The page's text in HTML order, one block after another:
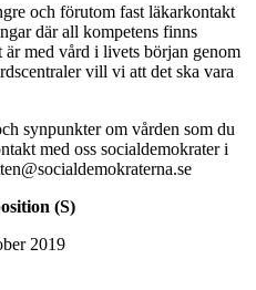
och förutom fast läkarkontakt
där all kompetens finns
med vård i livets början genom
vill vi att det ska vara
synpunkter om vården som du
med oss socialdemokrater i
(S)
2019